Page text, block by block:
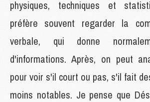
physiques, techniques et
préfère souvent regarder la
verbale, qui donne
d'informations. Après, on peut
pour voir s'il court ou pas, s'il fait
moins notables. Je pense que